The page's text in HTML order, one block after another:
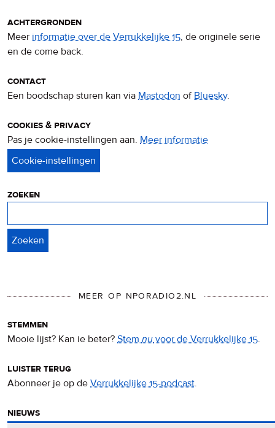
achtergronden
Meer informatie over de Verrukkelijke 15, de originele serie
en de come back.
contact
Een boodschap sturen kan via Mastodon ofBluesky.
cookies & privacy
Pas je cookie-instellingen aan. Meer informatie
zoeken
MEER OP NPORADIO2.NL
stemmen
Mooie lijst? Kan ie beter? Stemnuvoor de Verrukkelijke 15.
luister terug
Abonneer je op de Verrukkelijke 15-podcast.
nieuws